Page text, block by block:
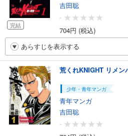
完結
吉田聡
-
704円 (税込)
あらすじを表示する
荒くれKNIGHT リメン
少年・青年マンガ
青年マンガ
吉田聡
-